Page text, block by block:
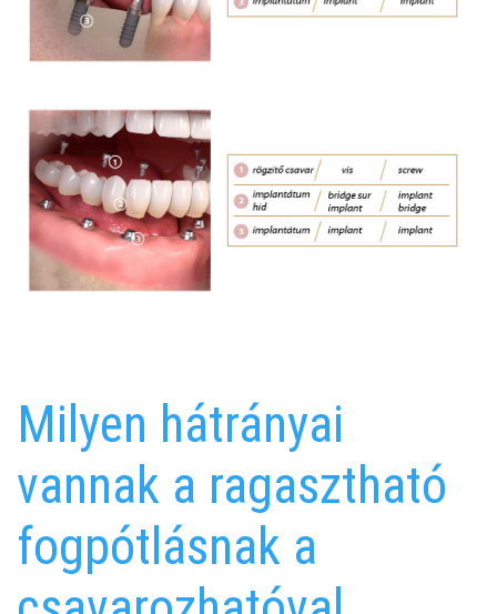
Milyen hátrányai
vannak a ragasztható
fogpótlásnak a